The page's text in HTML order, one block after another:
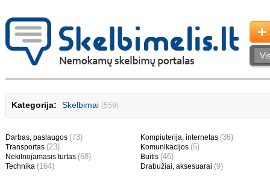
Kategorija: Skelbimai (559)
Darbas, paslaugos (73)
Transportas (23)
Nekilnojamasis turtas (68)
Technika (164)
Kompiuterija, internetas (36)
Komunikacijos (5)
Buitis (46)
Drabužiai, aksesuarai (9)